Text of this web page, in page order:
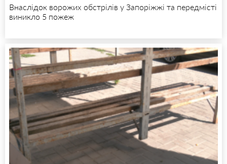
Внаслідок ворожих обстрілів у Запоріжжі та передмісті
виникло 5 пожеж